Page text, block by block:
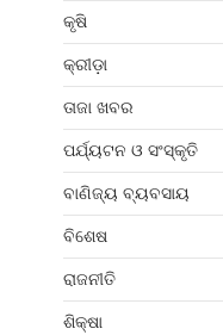
କୃଷି
କ୍ରୀଡ଼ା
ତାଜା ଖବର
ପର୍ଯ୍ୟଟନ ଓ ସଂସ୍କୃତି
ବାଣିଜ୍ୟ ବ୍ୟବସାୟ
ବିଶେଷ
ରାଜନୀତି
ଶିକ୍ଷା